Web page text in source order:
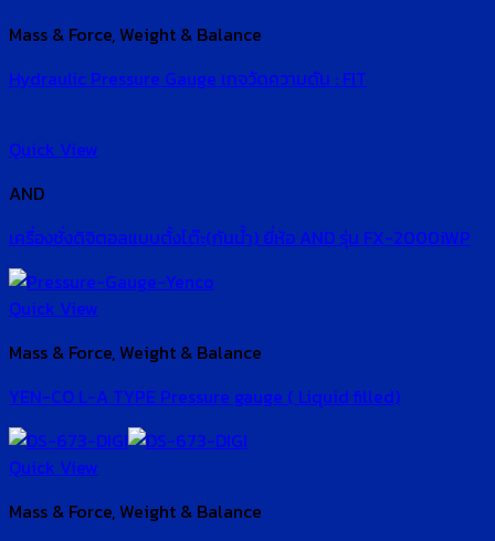
Mass & Force, Weight & Balance
Hydraulic Pressure Gauge เกจวัดความดัน : FIT
Quick View
AND
เครื่องชั่งดิจิตอลแบบตั้งโต๊ะ(กันน้ำ) ยี่ห้อ AND รุ่น FX-2000iWP
Quick View
Mass & Force, Weight & Balance
YEN-CO L-A TYPE Pressure gauge ( Liquid filled)
Quick View
Mass & Force, Weight & Balance